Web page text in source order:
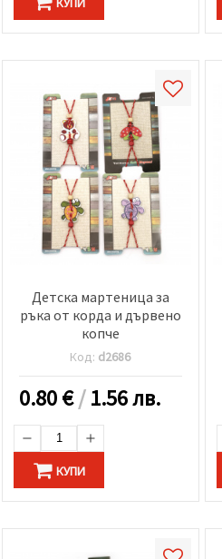
Детска мартеница за
ръка от корда и дървено
копче
Код: d2686
0.80€/1.56 лв.
КУПИ